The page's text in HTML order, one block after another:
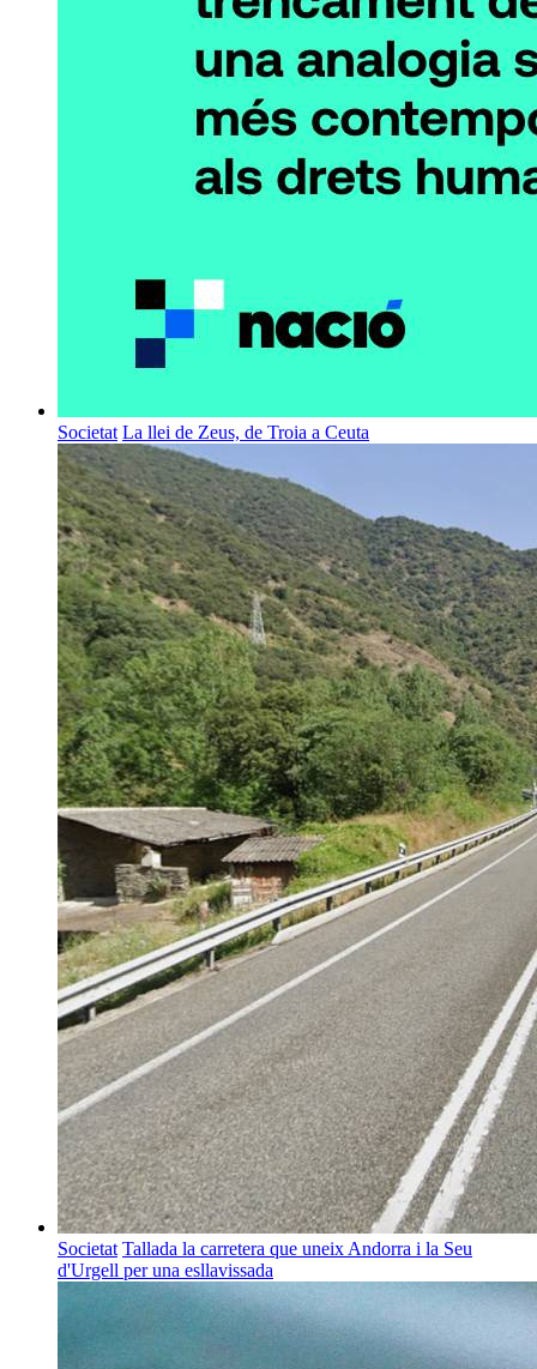
Societat La llei de Zeus, de Troia a Ceuta
Societat Tallada la carretera que uneix Andorra i la Seu
d'Urgell per una esllavissada